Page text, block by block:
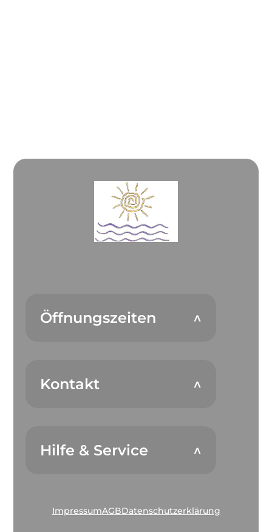
Öffnungszeiten
Kontakt
Hilfe & Service
ImpressumAGBDatenschutzerklärung